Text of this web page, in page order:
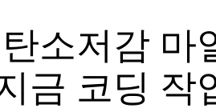
소저감 마
금 코딩 작